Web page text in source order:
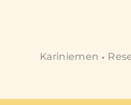
Kariniemen